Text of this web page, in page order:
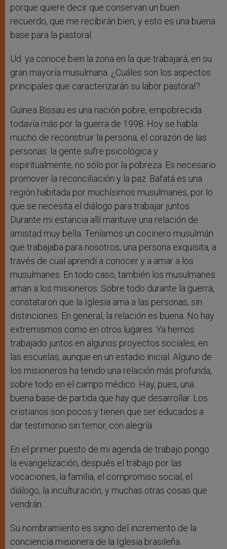
porque quiere decir que conservan un buen
recuerdo, que me recibirán bien, y esto es una buena
base para la pastoral.
Ud. ya conoce bien la zona en la que trabajará, en su
gran mayoría musulmana. ¿Cuáles son los aspectos
principales que caracterizarán su labor pastoral?
Guinea Bissau es una nación pobre, empobrecida
todavía más por la guerra de 1998. Hoy se habla
mucho de reconstruir la persona, el corazón de las
personas: la gente sufre psicológica y
espiritualmente, no sólo por la pobreza. Es necesario
promover la reconciliación y la paz. Bafatá es una
región habitada por muchísimos musulmanes, por lo
que se necesita el diálogo para trabajar juntos.
Durante mi estancia allí mantuve una relación de
amistad muy bella. Teníamos un cocinero musulmán
que trabajaba para nosotros, una persona exquisita, a
través de cual aprendí a conocer y a amar a los
musulmanes. En todo caso, también los musulmanes
aman a los misioneros. Sobre todo durante la guerra,
constataron que la Iglesia ama a las personas, sin
distinciones. En general, la relación es buena. No hay
extremismos como en otros lugares. Ya hemos
trabajado juntos en algunos proyectos sociales, en
las escuelas, aunque en un estadio inicial. Alguno de
los misioneros ha tenido una relación más profunda,
sobre todo en el campo médico. Hay, pues, una
buena base de partida que hay que desarrollar. Los
cristianos son pocos y tienen que ser educados a
dar testimonio sin temor, con alegría.
En el primer puesto de mi agenda de trabajo pongo
la evangelización, después el trabajo por las
vocaciones, la familia, el compromiso social, el
diálogo, la inculturación, y muchas otras cosas que
vendrán.
Su nombramiento es signo del incremento de la
conciencia misionera de la Iglesia brasileña…